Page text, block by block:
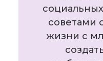
советами
жизни с